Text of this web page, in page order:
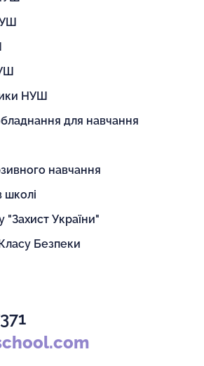
НУШ
для навчання
навчання
школі
"Захист України"
Безпеки